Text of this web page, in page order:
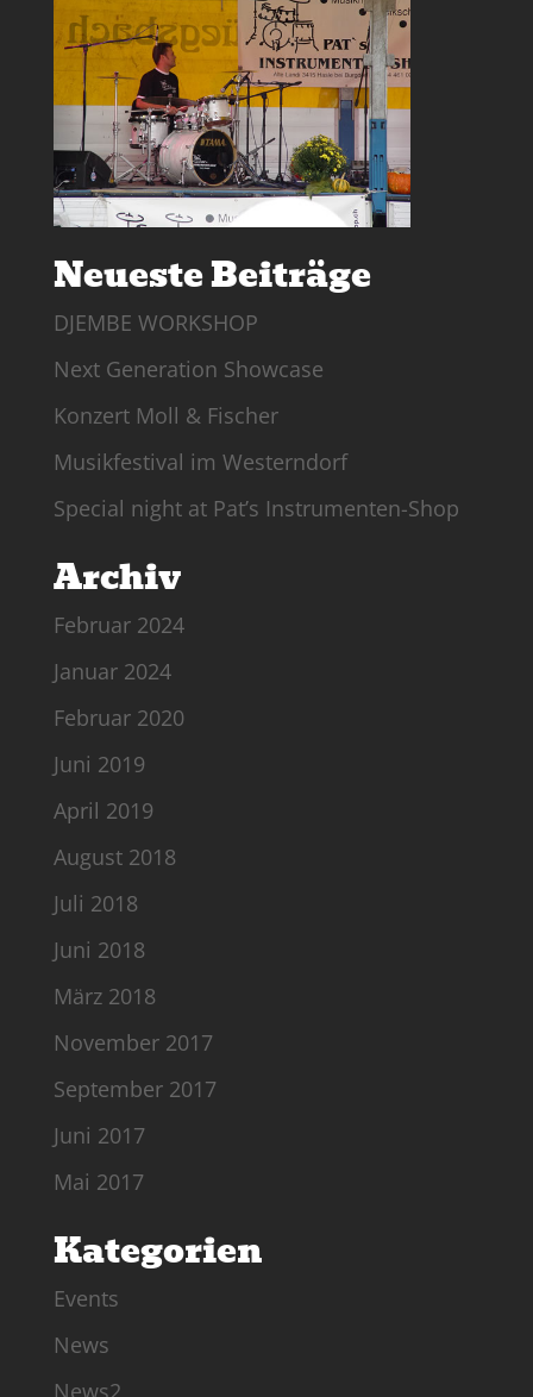
Neueste Beiträge
DJEMBE WORKSHOP
Next Generation Showcase
Konzert Moll & Fischer
Musikfestival im Westerndorf
Special night at Pat’s Instrumenten-Shop
Archiv
Februar 2024
Januar 2024
Februar 2020
Juni 2019
April 2019
August 2018
Juli 2018
Juni 2018
März 2018
November 2017
September 2017
Juni 2017
Mai 2017
Kategorien
Events
News
News2